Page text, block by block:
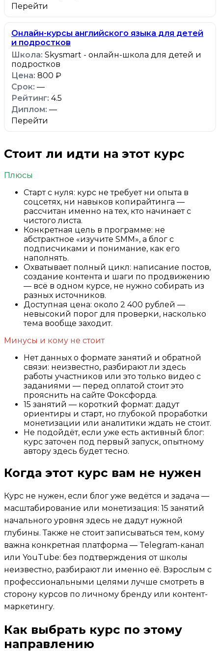
Перейти
Онлайн-курсы английского языка для детей
и подростков
Skysmart - онлайн-школа для детей и
подростков
800 ₽
—
4.5
—
Перейти
Стоит ли идти на этот курс
Плюсы
Старт с нуля: курс не требует ни опыта в
соцсетях, ни навыков копирайтинга —
рассчитан именно на тех, кто начинает с
чистого листа.
Конкретная цель в программе: не
абстрактное «изучите SMM», а блог с
подписчиками и понимание, как его
наполнять.
Охватывает полный цикл: написание постов,
создание контента и шаги по продвижению
— всё в одном курсе, не нужно собирать из
разных источников.
Доступная цена: около 2 400 рублей —
невысокий порог для проверки, насколько
тема вообще заходит.
Минусы и кому не стоит
Нет данных о формате занятий и обратной
связи: неизвестно, разбирают ли здесь
работы участников или это только видео с
заданиями — перед оплатой стоит это
прояснить на сайте Фоксфорда.
15 занятий — короткий формат: дадут
ориентиры и старт, но глубокой проработки
монетизации или аналитики ждать не стоит.
Не подойдёт, если уже есть активный блог:
курс заточен под первый запуск, опытному
автору здесь будет тесно.
Когда этот курс вам не нужен
Курс не нужен, если блог уже ведётся и задача —
масштабирование или монетизация: 15 занятий
начального уровня здесь не дадут нужной
глубины. Также не стоит записываться тем, кому
важна конкретная платформа — Telegram-канал
или YouTube: без подтверждения от школы
неизвестно, разбирают ли именно её. Взрослым с
профессиональными целями лучше смотреть в
сторону курсов по личному бренду или контент-
маркетингу.
Как выбрать курс по этому
направлению